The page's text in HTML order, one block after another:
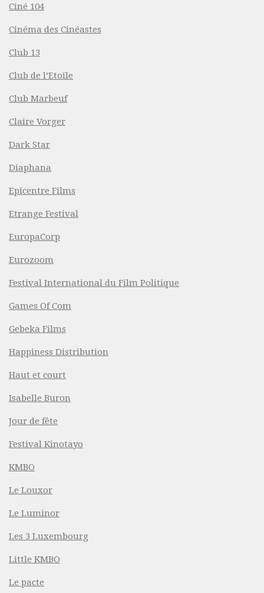
Ciné 104
Cinéma des Cinéastes
Club 13
Club de l’Etoile
Club Marbeuf
Claire Vorger
Dark Star
Diaphana
Epicentre Films
Etrange Festival
EuropaCorp
Eurozoom
Festival International du Film Politique
Games Of Com
Gebeka Films
Happiness Distribution
Haut et court
Isabelle Buron
Jour de fête
Festival Kinotayo
KMBO
Le Louxor
Le Luminor
Les 3 Luxembourg
Little KMBO
Le pacte